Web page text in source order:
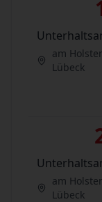
am
Lübeck
am
Lübeck